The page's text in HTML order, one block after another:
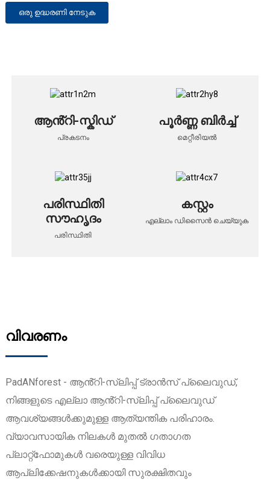
ഒരു ഉദ്ധരണി നേടുക
ആൻ്റി-സ്കിഡ്
പ്രകടനം
പൂർണ്ണ ബിർച്ച്
മെറ്റീരിയൽ
പരിസ്ഥിതി
സൗഹൃദം
പരിസ്ഥിതി
കസ്റ്റം
എല്ലാം ഡിസൈൻ ചെയ്യുക
വിവരണം
PadANforest - ആൻ്റി-സ്ലിപ്പ് ട്രാൻസ് പ്ലൈവുഡ്,
നിങ്ങളുടെ എല്ലാ ആൻ്റി-സ്ലിപ്പ് പ്ലൈവുഡ്
ആവശ്യങ്ങൾക്കുമുള്ള ആത്യന്തിക പരിഹാരം.
വ്യാവസായിക നിലകൾ മുതൽ ഗതാഗത
പ്ലാറ്റ്‌ഫോമുകൾ വരെയുള്ള വിവിധ
ആപ്ലിക്കേഷനുകൾക്കായി സുരക്ഷിതവും